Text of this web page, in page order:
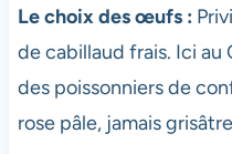
Le choix des œufs :
de cabillaud frais. Ici au
des poissonniers de
rose pâle, jamais